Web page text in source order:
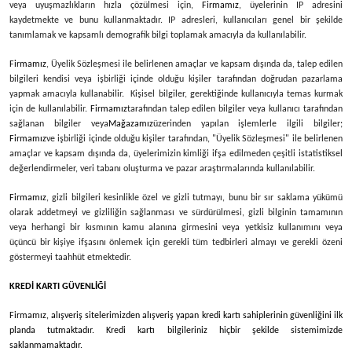
veya uyuşmazlıkların hızla çözülmesi için, Firmamız, üyelerinin IP adresini
kaydetmekte ve bunu kullanmaktadır. IP adresleri, kullanıcıları genel bir şekilde
tanımlamak ve kapsamlı demografik bilgi toplamak amacıyla da kullanılabilir.
Firmamız, Üyelik Sözleşmesi ile belirlenen amaçlar ve kapsam dışında da, talep edilen
bilgileri kendisi veya işbirliği içinde olduğu kişiler tarafından doğrudan pazarlama
yapmak amacıyla kullanabilir. Kişisel bilgiler, gerektiğinde kullanıcıyla temas kurmak
için de kullanılabilir. Firmamıztarafından talep edilen bilgiler veya kullanıcı tarafından
sağlanan bilgiler veya Mağazamızüzerinden yapılan işlemlerle ilgili bilgiler;
Firmamızve işbirliği içinde olduğu kişiler tarafından, "Üyelik Sözleşmesi" ile belirlenen
amaçlar ve kapsam dışında da, üyelerimizin kimliği ifşa edilmeden çeşitli istatistiksel
değerlendirmeler, veri tabanı oluşturma ve pazar araştırmalarında kullanılabilir.
Firmamız, gizli bilgileri kesinlikle özel ve gizli tutmayı, bunu bir sır saklama yükümü
olarak addetmeyi ve gizliliğin sağlanması ve sürdürülmesi, gizli bilginin tamamının
veya herhangi bir kısmının kamu alanına girmesini veya yetkisiz kullanımını veya
üçüncü bir kişiye ifşasını önlemek için gerekli tüm tedbirleri almayı ve gerekli özeni
göstermeyi taahhüt etmektedir.
KREDİ KARTI GÜVENLİĞİ
Firmamız, alışveriş sitelerimizden alışveriş yapan kredi kartı sahiplerinin güvenliğini ilk
planda tutmaktadır. Kredi kartı bilgileriniz hiçbir şekilde sistemimizde
saklanmamaktadır.